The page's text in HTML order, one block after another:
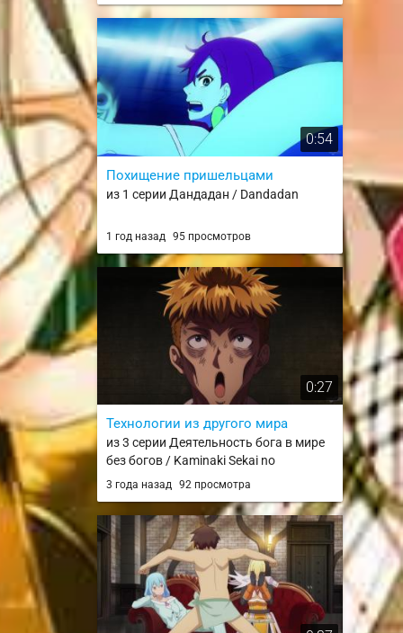
0:54
Похищение пришельцами
из 1 серии Дандадан / Dandadan
1 год назад 95 просмотров
0:27
Технологии из другого мира
из 3 серии Деятельность бога в мире
без богов / Kaminaki Sekai no
Kamisama Katsudou
3 года назад 92 просмотра